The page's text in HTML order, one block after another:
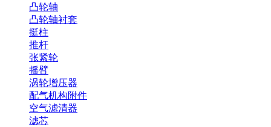
凸轮轴
凸轮轴衬套
挺柱
推杆
张紧轮
摇臂
涡轮增压器
配气机构附件
空气滤清器
滤芯